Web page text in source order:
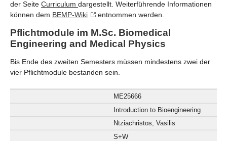
der Seite Curriculum dargestellt. Weiterführende Informationen
können dem BEMP-Wiki entnommen werden.
Pflichtmodule im M.Sc. Biomedical
Engineering and Medical Physics
Bis Ende des zweiten Semesters müssen mindestens zwei der
vier Pflichtmodule bestanden sein.
ME25666
Introduction to Bioengineering
Ntziachristos, Vasilis
S+W